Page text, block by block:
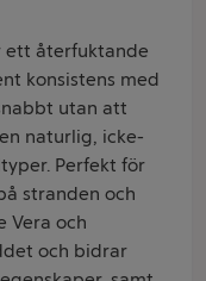
ett återfuktande
konsistens med
utan att
naturlig, icke-
Perfekt för
stranden och
Vera och
och bidrar